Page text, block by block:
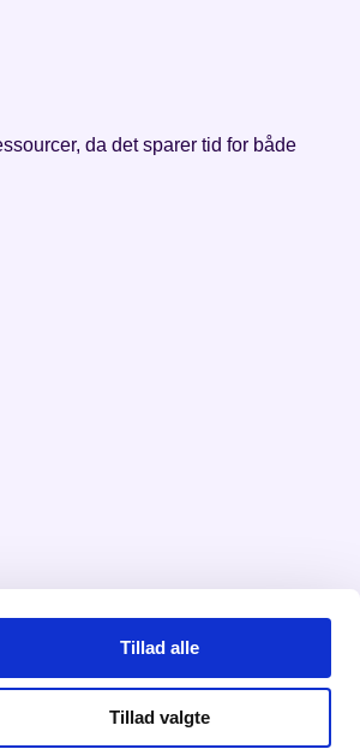
Tillad alle
Tillad valgte
da det sparer tid for både